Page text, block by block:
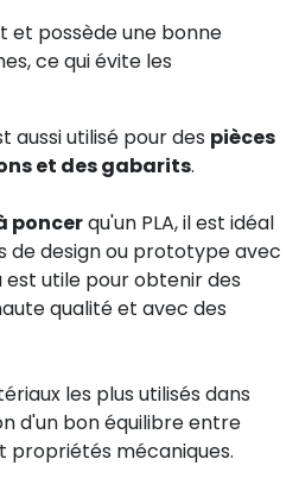
et possède une bonne
ce qui évite les
aussi utilisé pour des pièces
et des gabarits.
poncerqu'un PLA, il est idéal
de design ou prototype avec
est utile pour obtenir des
qualité et avec des
les plus utilisés dans
d'un bon équilibre entre
propriétés mécaniques.